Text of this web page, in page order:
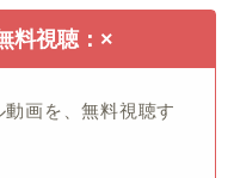
料視聴：×
画を、無料視聴す